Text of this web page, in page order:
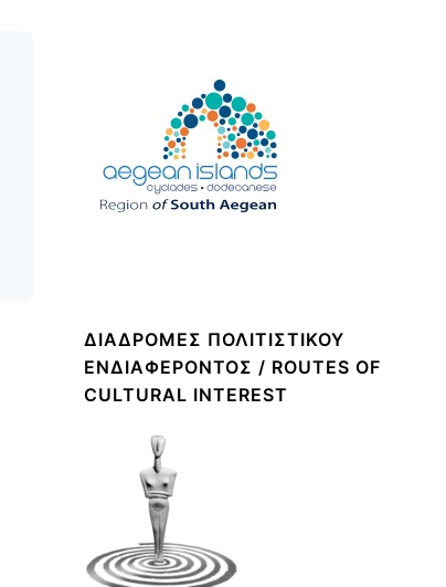
ΔΙΑΔΡΟΜΈΣ ΠΟΛΙΤΙΣΤΙΚΟΎ
ΕΝΔΙΑΦΈΡΟΝΤΟΣ / ROUTES OF
CULTURAL INTEREST